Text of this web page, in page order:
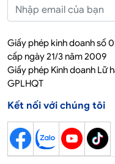
Giấy phép kinh doanh số
cấp ngày 21/3 năm 2009
Giấy phép Kinh doanh Lữ
GPLHQT
Kết nối với chúng tôi